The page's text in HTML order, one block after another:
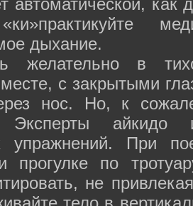
дыхание.
желательно в
с закрытыми
нос. Но, к
Эксперты айкидо
упражнений. При
прогулке по
не